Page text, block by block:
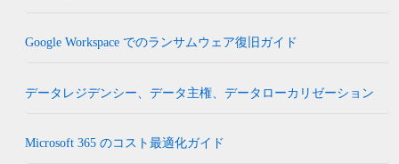
Google Workspace でのランサムウェア復旧ガイド
データレジデンシー、データ主権、データローカリゼーション
Microsoft 365 のコスト最適化ガイド